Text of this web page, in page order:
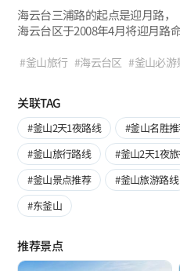
海云台三浦路的起点是迎月路，
海云台区于2008年4月将迎月
晚上迎着月光漫步。 如果说巴黎
#釜山旅行 #海云台区 #釜山必游
#治愈 #散步
关联TAG
#釜山2天1夜路线 #釜山名胜
#釜山旅行路线
#釜山2天1夜
#釜山景点推荐
#釜山旅游路线
#东釜山
推荐景点